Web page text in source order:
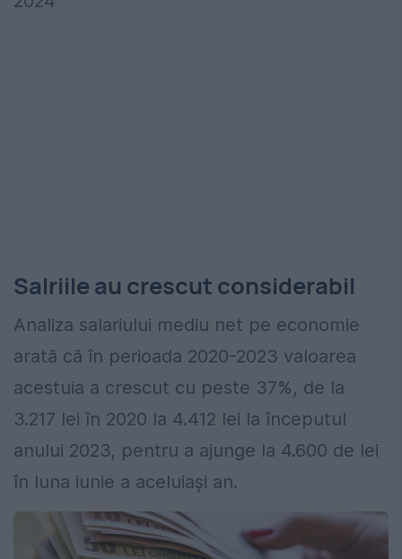
Salriile au crescut considerabil
Analiza salariului mediu net pe economie
arată că în perioada 2020-2023 valoarea
acestuia a crescut cu peste 37%, de la
3.217 lei în 2020 la 4.412 lei la începutul
anului 2023, pentru a ajunge la 4.600 de lei
în luna iunie a aceluiași an.